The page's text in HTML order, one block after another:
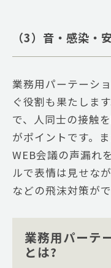
（3）音・感染・
業務用パーテーシ
ぐ役割も果たしま
で、人同士の接触
がポイントです。
WEB会議の声漏れ
ルで表情は見せな
などの飛沫対策が
業務用パーテ
とは?